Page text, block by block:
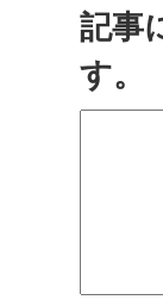
記事
す。